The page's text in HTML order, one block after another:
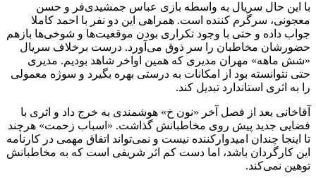
با این حال سریال به واسطه بازی عباس جمشیدی‌فر و حسن
معجونی، سرگرم کننده است. همراهی این دو نفر با احمد کاملا
جواب داده و حتی با وجود تکراری بودن موقعیت‌ها و شوخی‌ها بازهم
حضورشان مخاطبان را سر ذوق می‌آورد. درست برخلاف سریال
«شش ماهه» مهران مدیری که همین اواخر شاهد بودیم. مدیری
حتی نتوانسته بود از امکانات به درستی بهره بگیرد و سوژه معمولی
را به اثری استاندارد تبدیل کند.
آقاخانی بعد از فصل آخر «نون خ» هوشمندی به خرج داد و اثری با
فضایی جدید پیش روی مخاطبانش گذاشت. «اسباب زحمت» هرچند
تا اینجا چندان امیدوارکننده نیست و نمی‌تواند اتفاق مهمی در کارنامه
این کارگردان باشد، اما دست کم اثر شریفی است که به مخاطبانش
توهین نمی‌کند.